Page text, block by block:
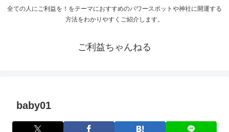
全ての人にご利益を！をテーマにおすすめのパワースポットや神社に開運する
方法をわかりやすくご紹介します。
ご利益ちゃんねる
baby01